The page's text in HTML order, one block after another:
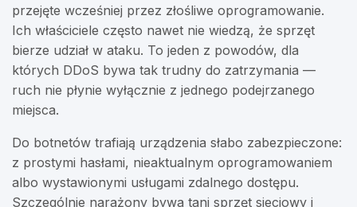
przejęte wcześniej przez złośliwe oprogramowanie.
Ich właściciele często nawet nie wiedzą, że sprzęt
bierze udział w ataku. To jeden z powodów, dla
których DDoS bywa tak trudny do zatrzymania —
ruch nie płynie wyłącznie z jednego podejrzanego
miejsca.
Do botnetów trafiają urządzenia słabo zabezpieczone:
z prostymi hasłami, nieaktualnym oprogramowaniem
albo wystawionymi usługami zdalnego dostępu.
Szczególnie narażony bywa tani sprzęt sieciowy i